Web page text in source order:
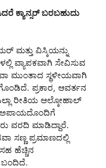
ಕ್ಯಾನ್ಸರ್ ಬರಬಹುದು
ಮತ್ತು ವಿಸ್ಕಿಯನ್ನು
ವ್ಯಾಪಕವಾಗಿ ಸೇವಿಸುವ
ಮುಂತಾದ ಸ್ಥಳೀಯವಾಗಿ
ಪ್ರಕಾರ, ಆವರ್ತನ
ರೀತಿಯ ಆಲ್ಕೋಹಾಲ್
ಅಪಾಯದೊಂದಿಗೆ
ವರದಿ ಮಾಡಿದ್ದಾರೆ.
ಸಣ್ಣ ಪ್ರಮಾಣದಲ್ಲಿ
ಹೆಚ್ಚಿನ
ಬಂದಿದೆ.